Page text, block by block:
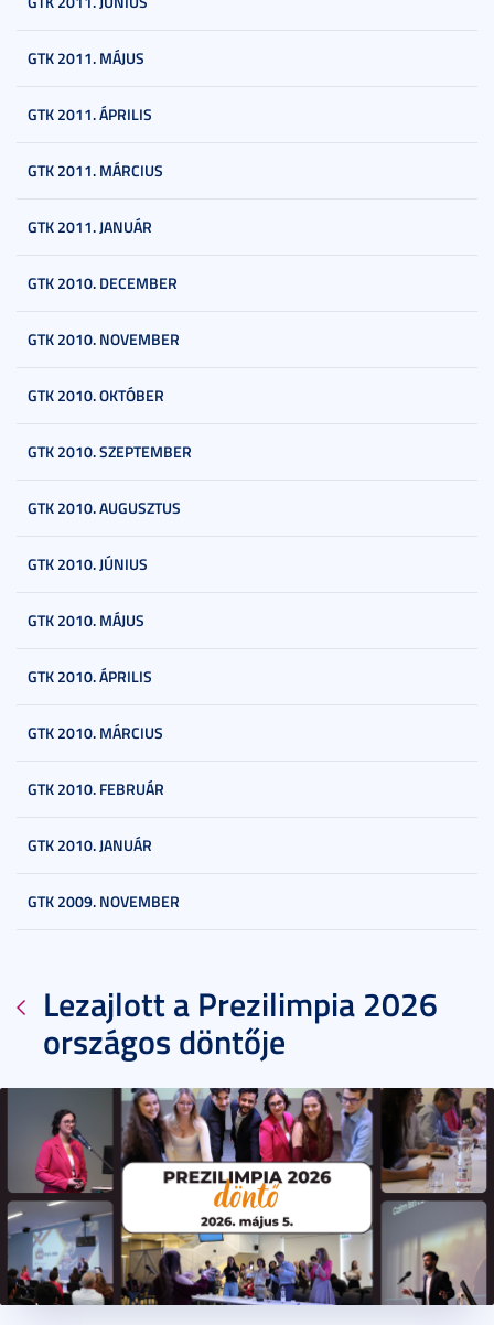
GTK 2011. MÁJUS
GTK 2011. ÁPRILIS
GTK 2011. MÁRCIUS
GTK 2011. JANUÁR
GTK 2010. DECEMBER
GTK 2010. NOVEMBER
GTK 2010. OKTÓBER
GTK 2010. SZEPTEMBER
GTK 2010. AUGUSZTUS
GTK 2010. JÚNIUS
GTK 2010. MÁJUS
GTK 2010. ÁPRILIS
GTK 2010. MÁRCIUS
GTK 2010. FEBRUÁR
GTK 2010. JANUÁR
GTK 2009. NOVEMBER
Lezajlott a Prezilimpia 2026
országos döntője